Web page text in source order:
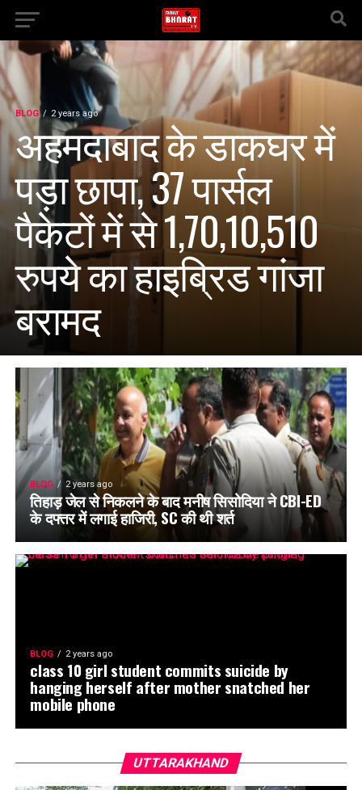
BLOG 2 years ago
अहमदाबाद के डाकघर में
पड़ा छापा, 37 पार्सल
पैकेटों में से 1,70,10,510
रुपये का हाइब्रिड गांजा
बरामद
BLOG 2 years ago
तिहाड़ जेल से निकलने के बाद मनीष सिसोदिया ने CBI-ED
के दफ्तर में लगाई हाजिरी, SC की थी शर्त
BLOG 2 years ago
class 10 girl student commits suicide by
hanging herself after mother snatched her
mobile phone
UTTARAKHAND